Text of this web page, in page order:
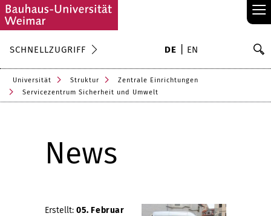
≡
SCHNELLZUGRIFF DE EN
Universität Struktur
Zentrale Einrichtungen
Servicezentrum Sicherheit und Umwelt
News
Erstellt: 05. Februar